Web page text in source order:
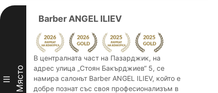
III Място
Barber ANGEL ILIEV
В централната част на Пазарджик, на
адрес улица „Стоян Бакърджиев“ 5, се
намира салонът Barber ANGEL ILIEV, който е
добре познат със своя професионализъм в